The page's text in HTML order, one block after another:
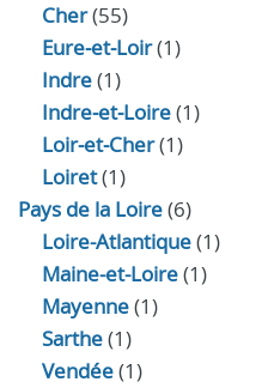
Cher(55)
Eure‑et‑Loir(1)
Indre(1)
Indre‑et‑Loire(1)
Loir‑et‑Cher(1)
Loiret(1)
Pays de la Loire(6)
Loire-Atlantique(1)
Maine-et-Loire(1)
Mayenne(1)
Sarthe(1)
Vendée(1)